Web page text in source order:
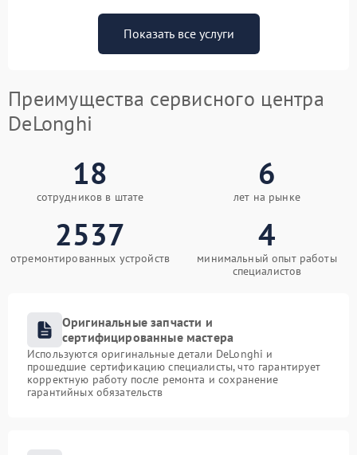
Показать все услуги
Преимущества сервисного центра
DeLonghi
18
сотрудников в штате
6
лет на рынке
2537
отремонтированных устройств
4
минимальный опыт работы
специалистов
Оригинальные запчасти и
сертифицированные мастера
Используются оригинальные детали DeLonghi и
прошедшие сертификацию специалисты, что гарантирует
корректную работу после ремонта и сохранение
гарантийных обязательств